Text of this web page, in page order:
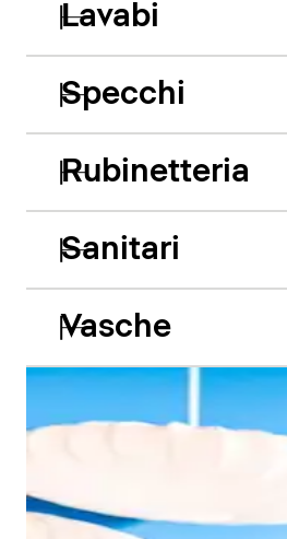
Lavabi
Specchi
Rubinetteria
Sanitari
Vasche